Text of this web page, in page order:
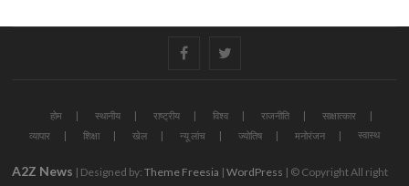
# #
होम स्थानीय राष्ट्रीय विश्व राजनीति
साक्षात्कार
व्यापार
शिक्षा खेल न्यू लांच ज्योतिष मनोरंजन स्वास्थ
A2Z News | Designed by:Theme Freesia |WordPress | © Copyright All right